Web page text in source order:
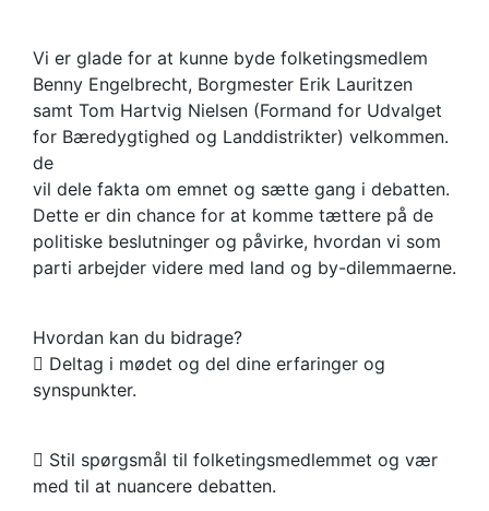
Vi er glade for at kunne byde folketingsmedlem
Benny Engelbrecht, Borgmester Erik Lauritzen
samt Tom Hartvig Nielsen (Formand for Udvalget
for Bæredygtighed og Landdistrikter) velkommen.
de
vil dele fakta om emnet og sætte gang i debatten.
Dette er din chance for at komme tættere på de
politiske beslutninger og påvirke, hvordan vi som
parti arbejder videre med land og by-dilemmaerne.
Hvordan kan du bidrage?
 Deltag i mødet og del dine erfaringer og
synspunkter.
 Stil spørgsmål til folketingsmedlemmet og vær
med til at nuancere debatten.